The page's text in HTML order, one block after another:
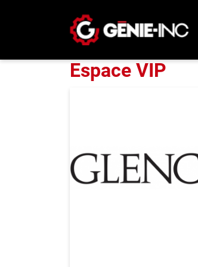
Espace VIP